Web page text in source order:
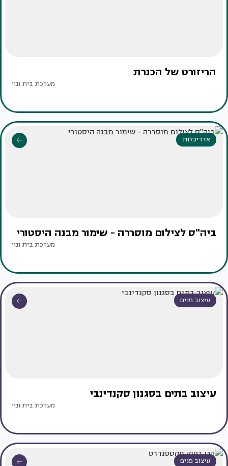
הריזורט של הכנרת
מערכת בית ונוי
אדריכלות
ביה"ס לצילום מוסררה - שימור מבנה היסטורי
מערכת בית ונוי
עיצוב פנים
עיצוב בתים בסגנון סקנדינבי
מערכת בית ונוי
עיצוב פנים